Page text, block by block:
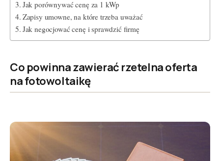
Jak porównywać cenę za 1 kWp
Zapisy umowne, na które trzeba uważać
Jak negocjować cenę i sprawdzić firmę
Co powinna zawierać rzetelna oferta
na fotowoltaikę